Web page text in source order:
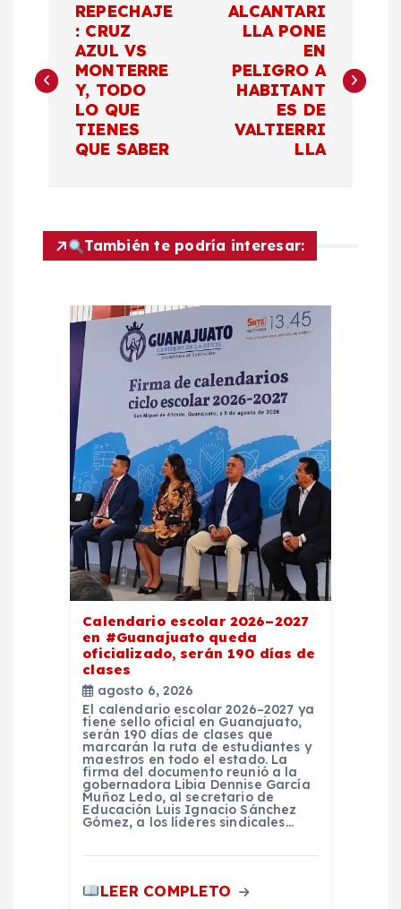
v
c
REPECHAJE
: CRUZ
AZUL VS
MONTERRE
Y, TODO
LO QUE
TIENES
QUE SABER
ALCANTARI
LLA PONE
EN
PELIGRO A
HABITANT
ES DE
VALTIERRI
LLA
También te podría interesar:
Calendario escolar 2026–2027
en #Guanajuato queda
oficializado, serán 190 días de
clases
agosto 6, 2026
El calendario escolar 2026–2027 ya
tiene sello oficial en Guanajuato,
serán 190 días de clases que
marcarán la ruta de estudiantes y
maestros en todo el estado. La
firma del documento reunió a la
gobernadora Libia Dennise García
Muñoz Ledo, al secretario de
Educación Luis Ignacio Sánchez
Gómez, a los líderes sindicales…
LEER COMPLETO